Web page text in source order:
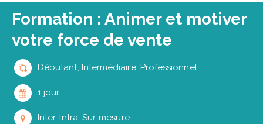
Formation : Animer et motiver
votre force de vente
Débutant, Intermédiaire, Professionnel
1 jour
Inter, Intra, Sur-mesure